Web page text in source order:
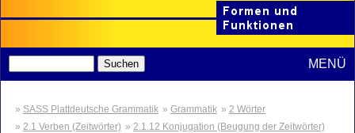
MENÜ
SASS Plattdeutsche Grammatik Grammatik
2 Wörter
2.1 Verben (Zeitwörter)
2.1.12 Konjugation (Beugung der Zeitwörter)